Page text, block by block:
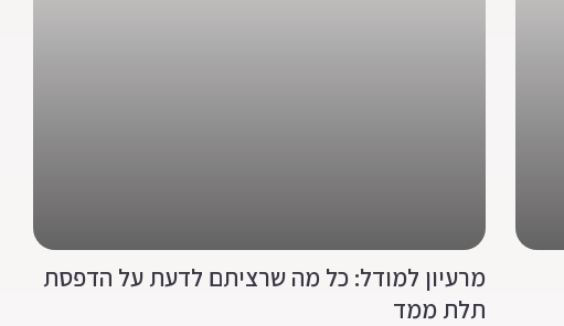
מרעיון למודל: כל מה שרציתם לדעת על הדפסת
תלת ממד